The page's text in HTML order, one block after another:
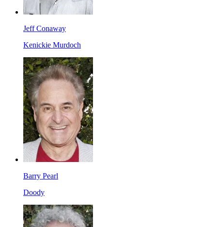
Jeff Conaway
Kenickie Murdoch
Barry Pearl
Doody